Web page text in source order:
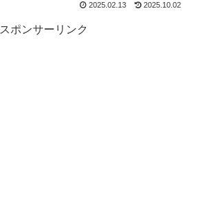
2025.02.13 2025.10.02
スポンサーリンク